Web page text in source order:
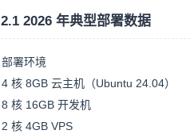
2.1 2026 年典型部署数据
部署环境
4 核 8GB 云主机（Ubuntu 24.04）
8 核 16GB 开发机
2 核 4GB VPS